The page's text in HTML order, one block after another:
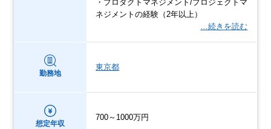
・プロダクトマネジメント/プロジェクトマ
ネジメントの経験（2年以上）
…続きを読む
勤務地
東京都
想定年収
700～1000万円